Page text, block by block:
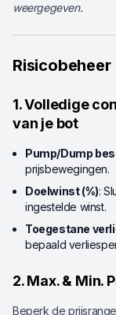
weergegeven.
Risicobeheer
1. Volledige
van je bot
Pump/Dump
prijsbewegingen.
Doelwinst (%):
ingestelde winst.
Toegestane
bepaald
2. Max. & Min.
Beperk de